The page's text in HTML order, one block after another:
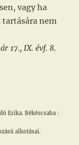
vagy ha
tartására nem
17., IX. évf. 8.
Erika. Békéscsaba :
alkotásai.